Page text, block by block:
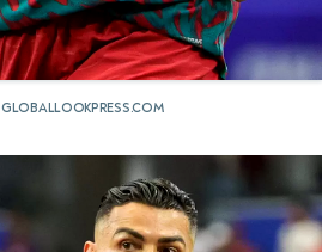
GLOBALLOOKPRESS.COM